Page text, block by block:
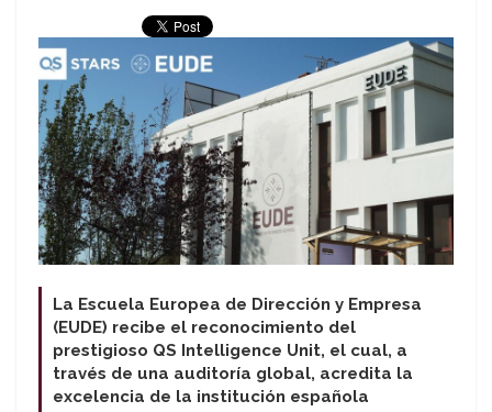
La Escuela Europea de Dirección y Empresa
(EUDE) recibe el reconocimiento del
prestigioso QS Intelligence Unit, el cual, a
través de una auditoría global, acredita la
excelencia de la institución española